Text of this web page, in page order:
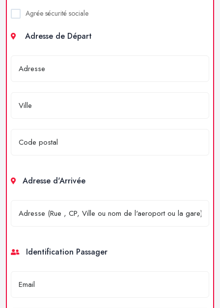
Agrée sécurité sociale
Adresse de Départ
Adresse d'Arrivée
Identification Passager